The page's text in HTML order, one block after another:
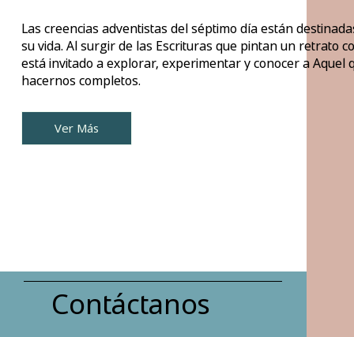
Las creencias adventistas del séptimo día están
su vida. Al surgir de las Escrituras que pintan un retrato
está invitado a explorar, experimentar y conocer a Aquel
hacernos completos.
Ver Más
Contáctanos